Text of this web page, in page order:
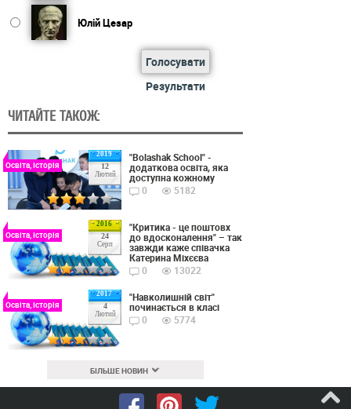
Юлій Цезар
Голосувати
Результати
ЧИТАЙТЕ ТАКОЖ:
2019
12
Лютий
Освіта, Історія
"Bolashak School" -
додаткова освіта, яка
доступна кожному
0
5182
2016
24
Серп
Освіта, Історія
"Критика - це поштовх
до вдосконалення" – так
завжди каже співачка
Катерина Міхєєва
0
13022
2017
4
Лютий
Освіта, Історія
"Навколишній світ"
починається в класі
0
5774
БІЛЬШЕ НОВИН